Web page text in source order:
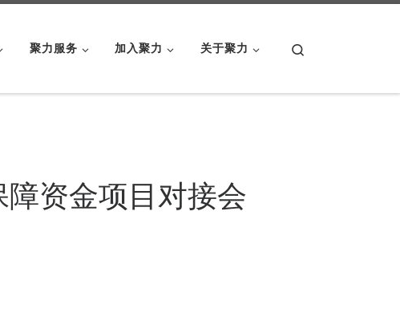
聚力服务 加入聚力 关于聚力
障资金项目对接会